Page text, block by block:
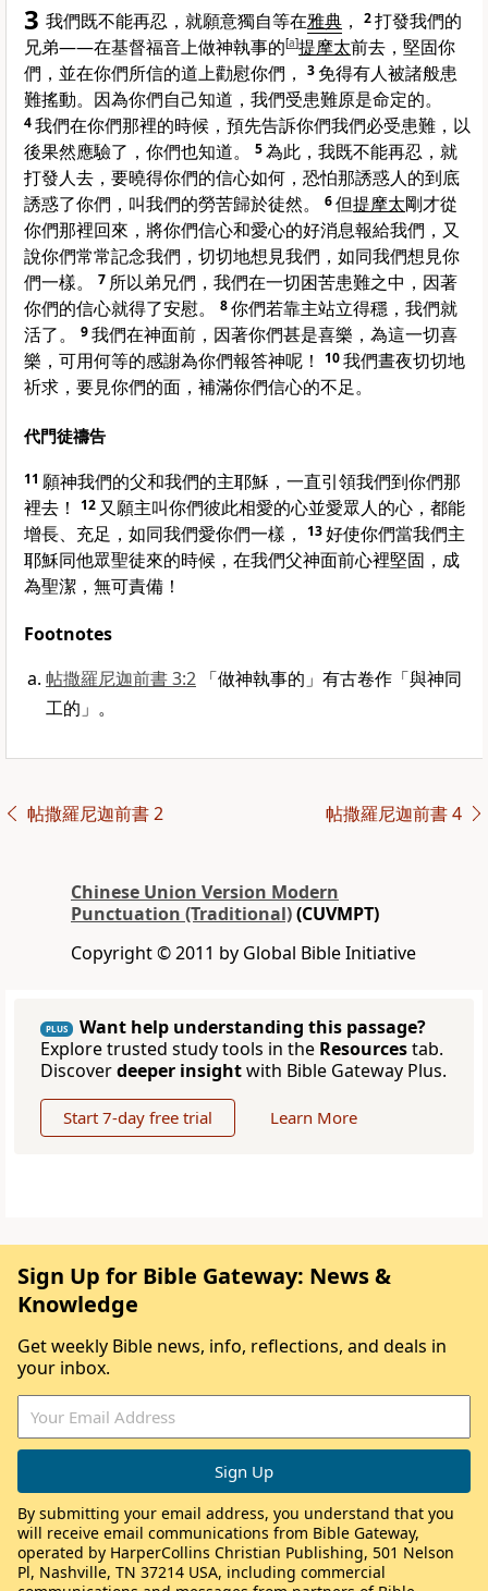
3 我們既不能再忍，就願意獨自等在雅典 ， 2打發我們的
兄弟——在基督福音上做神執事的[a]提摩太前去，堅固你
們，並在你們所信的道上勸慰你們，
3 免得有人被諸般患
難搖動。因為你們自己知道，我們受患難原是命定的。
4我們在你們那裡的時候，預先告訴你們我們必受患難，以
後果然應驗了，你們也知道。
5為此，我既不能再忍，就
打發人去，要曉得你們的信心如何，恐怕那誘惑人的到底
誘惑了你們，叫我們的勞苦歸於徒然。
6但提摩太剛才從
你們那裡回來，將你們信心和愛心的好消息報給我們，又
說你們常常記念我們，切切地想見我們，如同我們想見你
們一樣。
7 所以弟兄們，我們在一切困苦患難之中，因著
你們的信心就得了安慰。
8你們若靠主站立得穩，我們就
活了。
9我們在神面前，因著你們甚是喜樂，為這一切喜
樂，可用何等的感謝為你們報答神呢！
10我們晝夜切切地
祈求，要見你們的面，補滿你們信心的不足。
代門徒禱告
11 願神我們的父和我們的主耶穌，一直引領我們到你們那
裡去！
12 又願主叫你們彼此相愛的心並愛眾人的心，都能
增長、充足，如同我們愛你們一樣，
13好使你們當我們主
耶穌同他眾聖徒來的時候，在我們父神面前心裡堅固，成
為聖潔，無可責備！
Footnotes
帖撒羅尼迦前書 3:2 「做神執事的」有古卷作「與神同
工的」。
帖撒羅尼迦前書 2 帖撒羅尼迦前書 4
Chinese Union Version Modern
Punctuation (Traditional)(CUVMPT)
Copyright © 2011 by Global Bible Initiative
PLUS
Want help understanding this passage?
Explore trusted study tools in the Resourcestab.
Discoverdeeper insightwith Bible Gateway Plus.
Start 7-day free trial Learn More
Sign Up for Bible Gateway: News &
Knowledge
Get weekly Bible news, info, reflections, and deals in
your inbox.
By submitting your email address, you understand that you
will receive email communications from Bible Gateway,
operated by HarperCollins Christian Publishing, 501 Nelson
Pl, Nashville, TN 37214 USA, including commercial